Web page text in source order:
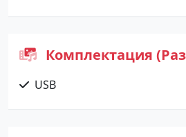
Комплектация
USB